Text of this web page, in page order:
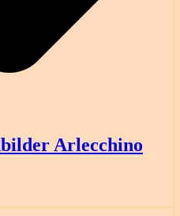
Arlecchino